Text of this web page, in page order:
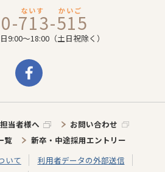
713-515
ないす かいご
9:00～18:00（土日祝除く）
当者様へ
お問い合わせ
覧
新卒・中途採用エントリー
いて
利用者データの外部送信